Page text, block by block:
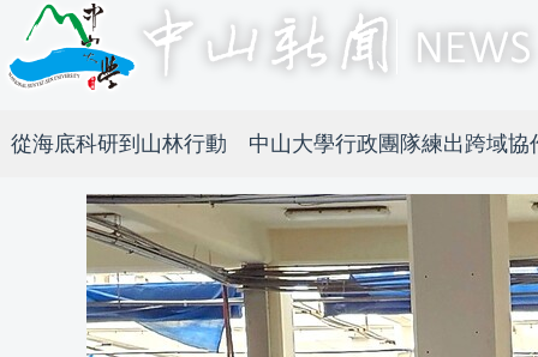
從海底科研到山林行動 中山大學行政團隊練出跨域協